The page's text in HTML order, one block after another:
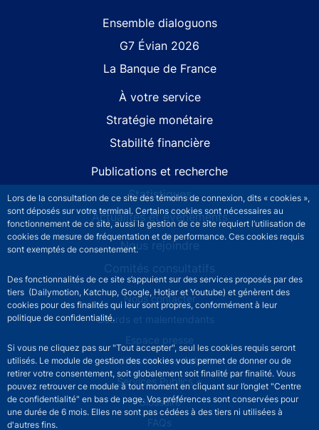
Lors de la consultation de ce site des témoins de connexion, dits « cookies »,
sont déposés sur votre terminal. Certains cookies sont nécessaires au
fonctionnement de ce site, aussi la gestion de ce site requiert l’utilisation de
cookies de mesure de fréquentation et de performance. Ces cookies requis
sont exemptés de consentement.
Des fonctionnalités de ce site s’appuient sur des services proposés par des
tiers (Dailymotion, Katchup, Google, Hotjar et Youtube) et génèrent des
cookies pour des finalités qui leur sont propres, conformément à leur
politique de confidentialité.
Si vous ne cliquez pas sur "Tout accepter", seul les cookies requis seront
utilisés. Le module de gestion des cookies vous permet de donner ou de
retirer votre consentement, soit globalement soit finalité par finalité. Vous
pouvez retrouver ce module à tout moment en cliquant sur l’onglet "Centre
de confidentialité" en bas de page. Vos préférences sont conservées pour
une durée de 6 mois. Elles ne sont pas cédées à des tiers ni utilisées à
d'autres fins.
Ensemble dialoguons
G7 Évian 2026
La Banque de France
À votre service
Stratégie monétaire
Stabilité financière
Publications et recherche
Statistiques
Actualités et événements
Nous rejoindre
Comités consultatifs
Footer secondary menuNous contacter
Sourds et malentendants
Espace presse
La direction des Achats
Services Publics +
Glossaire
FAQs